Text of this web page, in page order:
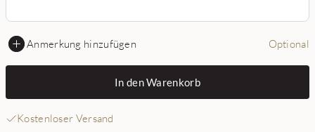
Anmerkung hinzufügen Optional
In den Warenkorb
Kostenloser Versand